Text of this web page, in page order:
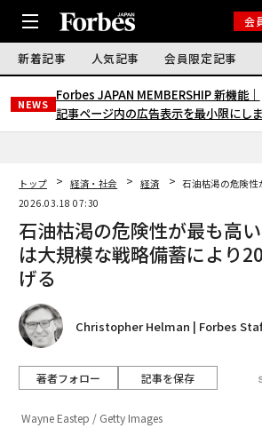
会
新着記事 人気記事 会員限定記事
NEWS
Forbes JAPAN MEMBERSHIP 新機能｜
記事ページ内の広告表示を最小限にし
トップ 経済・社会 経済
石油枯渇の危険
2026.03.18 07:30
石油枯渇の危険性が最も高
は大規模な戦略備蓄により
げる
Christopher Helman | Forbes
著者フォロー 記事を保存
Wayne Eastep / Getty Images